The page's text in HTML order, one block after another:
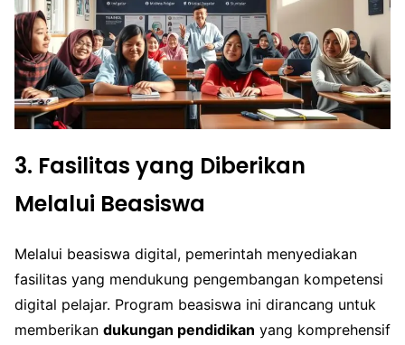
3. Fasilitas yang Diberikan
Melalui Beasiswa
Melalui beasiswa digital, pemerintah menyediakan
fasilitas yang mendukung pengembangan kompetensi
digital pelajar. Program beasiswa ini dirancang untuk
memberikan dukungan pendidikan yang komprehensif